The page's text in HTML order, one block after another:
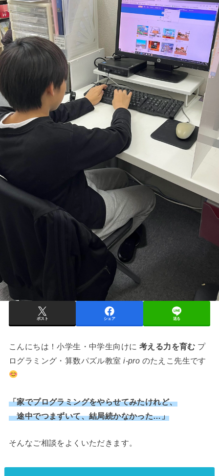
ポスト シェア 送る
こんにちは！小学生・中学生向けに 考える力を育む プ
ログラミング・算数パズル教室i-pro のたえこ先生です
「家でプログラミングをやらせてみたけれど、
途中でつまずいて、結局続かなかった…」
そんなご相談をよくいただきます。